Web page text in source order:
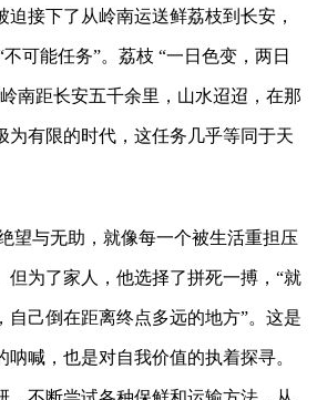
迫接下了从岭南运送鲜荔枝到长安，
可能任务”。荔枝 “一日色变，两日
南距长安五千余里，山水迢迢，在那
为有限的时代，这任务几乎等同于天
与无助，就像每一个被生活重担压
但为了家人，他选择了拼死一搏，“就
自己倒在距离终点多远的地方”。这是
喊，也是对自我价值的执着探寻。